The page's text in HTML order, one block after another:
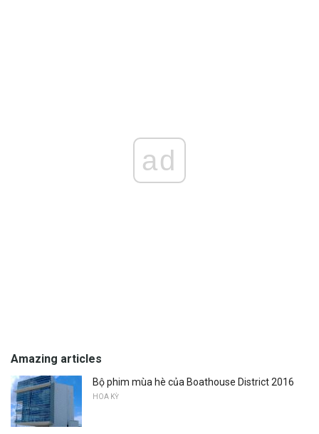
ad
Amazing articles
Bộ phim mùa hè của Boathouse District 2016
HOA KỲ